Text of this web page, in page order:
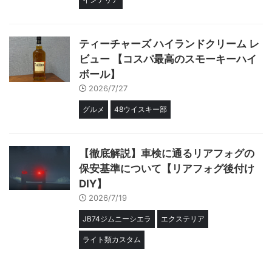
ティーチャーズ ハイランドクリーム レ
ビュー 【コスパ最高のスモーキーハイ
ボール】
2026/7/27
グルメ 48ウイスキー部
【徹底解説】車検に通るリアフォグの
保安基準について【リアフォグ後付け
DIY】
2026/7/19
JB74ジムニーシエラ エクステリア
ライト類カスタム